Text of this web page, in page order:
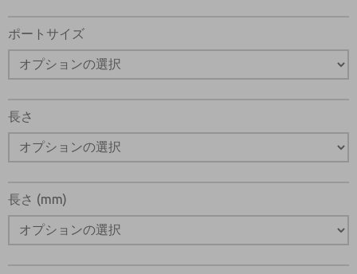
ポートサイズ
長さ
長さ (mm)